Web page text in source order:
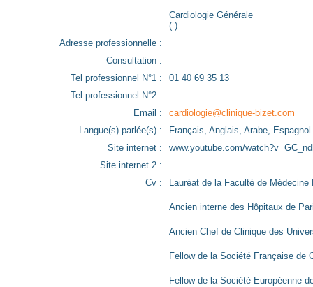
Cardiologie Générale
( )
Adresse professionnelle :
Consultation :
Tel professionnel N°1 :
01 40 69 35 13
Tel professionnel N°2 :
Email :
cardiologie@clinique-bizet.com
Langue(s) parlée(s) :
Français, Anglais, Arabe, Espagnol
Site internet :
www.youtube.com/
Site internet 2 :
Cv :
Lauréat de la Faculté de Médecine
Ancien interne des Hôpitaux de
Ancien Chef de Clinique des
Fellow de la Société Française de
Fellow de la Société Européenne